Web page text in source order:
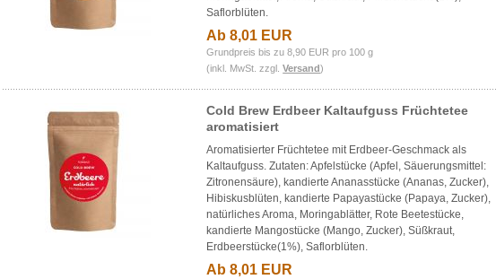
Saflorblüten.
Ab 8,01 EUR
Grundpreis bis zu 8,90 EUR pro 100 g
(inkl. MwSt. zzgl.Versand)
Cold Brew Erdbeer Kaltaufguss Früchtetee
aromatisiert
Aromatisierter Früchtetee mit Erdbeer-Geschmack als
Kaltaufguss. Zutaten: Apfelstücke (Apfel, Säuerungsmittel:
Zitronensäure), kandierte Ananasstücke (Ananas, Zucker),
Hibiskusblüten, kandierte Papayastücke (Papaya, Zucker),
natürliches Aroma, Moringablätter, Rote Beetestücke,
kandierte Mangostücke (Mango, Zucker), Süßkraut,
Erdbeerstücke(1%), Saflorblüten.
Ab 8,01 EUR